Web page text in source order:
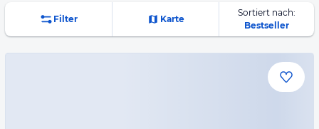
Filter Karte
Sortiert nach:
Bestseller